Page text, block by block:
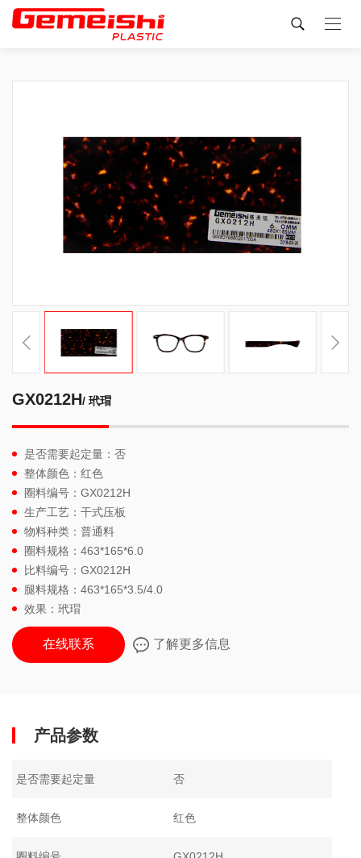
GX0212H/ 玳瑁
是否需要起定量：否
整体颜色：红色
圈料编号：GX0212H
生产工艺：干式压板
物料种类：普通料
圈料规格：463*165*6.0
比料编号：GX0212H
腿料规格：463*165*3.5/4.0
效果：玳瑁
在线联系 了解更多信息
产品参数
是否需要起定量 否
整体颜色 红色